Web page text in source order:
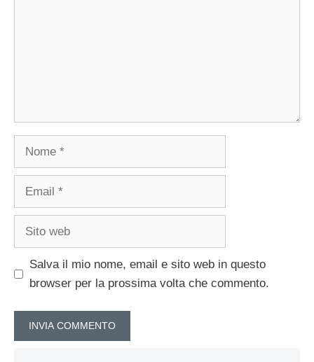
Nome
Email
Sito
Salva il mio nome, email e sito web in questo
browser per la prossima volta che commento.